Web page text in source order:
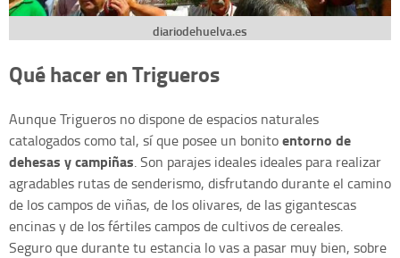
diariodehuelva.es
Qué hacer en Trigueros
Aunque Trigueros no dispone de espacios naturales
catalogados como tal, sí que posee un bonitoentorno de
dehesas y campiñas. Son parajes ideales ideales para realizar
agradables rutas de senderismo, disfrutando durante el camino
de los campos de viñas, de los olivares, de las gigantescas
encinas y de los fértiles campos de cultivos de cereales.
Seguro que durante tu estancia lo vas a pasar muy bien, sobre